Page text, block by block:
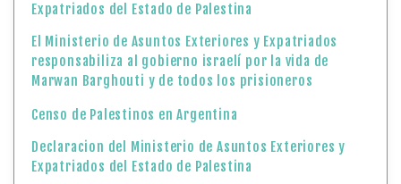
Expatriados del Estado de Palestina
El Ministerio de Asuntos Exteriores y Expatriados
responsabiliza al gobierno israelí por la vida de
Marwan Barghouti y de todos los prisioneros
Censo de Palestinos en Argentina
Declaracion del Ministerio de Asuntos Exteriores y
Expatriados del Estado de Palestina